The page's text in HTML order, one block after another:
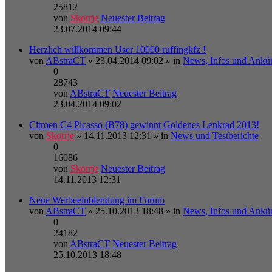
25812
von Skorrje Neuester Beitrag
23.07.2014 09:44
Herzlich willkommen User 10000 ruffingkfz !
vonABstraCT » 23.04.2014 09:02 » in News, Infos und
0
28743
vonABstraCT Neuester Beitrag
23.04.2014 09:02
Citroen C4 Picasso (B78) gewinnt Goldenes Lenkrad 2013!
von Skorrje » 14.11.2013 12:31 » in News und Testberichte
0
16086
von Skorrje Neuester Beitrag
14.11.2013 12:31
Neue Werbeeinblendung im Forum
vonABstraCT » 25.10.2013 18:48 » in News, Infos und
0
24182
vonABstraCT Neuester Beitrag
25.10.2013 18:48